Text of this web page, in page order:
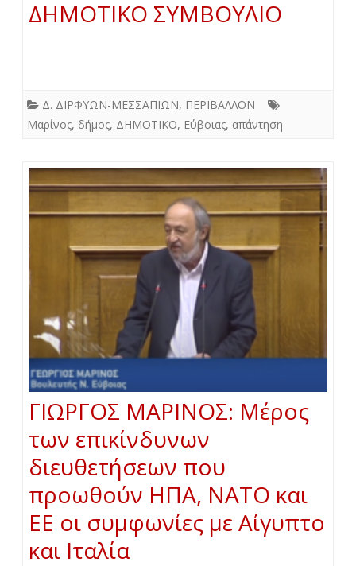
ΔΗΜΟΤΙΚΟ ΣΥΜΒΟΥΛΙΟ
Δ. ΔΙΡΦΥΩΝ-ΜΕΣΣΑΠΙΩΝ, ΠΕΡΙΒΑΛΛΟΝ
Μαρίνος, δήμος, ΔΗΜΟΤΙΚΟ, Εύβοιας, απάντηση
ΓΙΩΡΓΟΣ ΜΑΡΙΝΟΣ: Μέρος
των επικίνδυνων
διευθετήσεων που
προωθούν ΗΠΑ, ΝΑΤΟ και
ΕΕ οι συμφωνίες με Αίγυπτο
και Ιταλία